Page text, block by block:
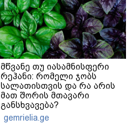
მწვანე თუ იასამნისფერი
რეჰანი: რომელი ჯობს
სალათისთვის და რა არის
მათ შორის მთავარი
განსხვავება?
gemrielia.ge